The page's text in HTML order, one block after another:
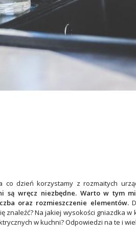
co dzień korzystamy z rozmaitych
są wręcz niezbędne. Warto w tym
oraz rozmieszczenie elementów.
znaleźć? Na jakiej wysokości gniazdka
w kuchni? Odpowiedzi na te i